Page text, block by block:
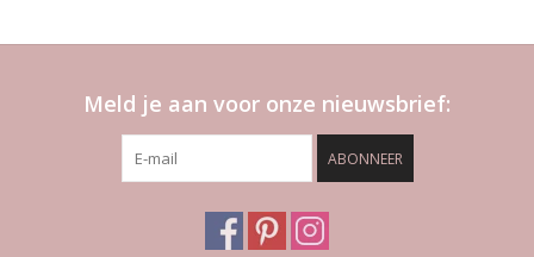
Meld je aan voor onze nieuwsbrief:
ABONNEER